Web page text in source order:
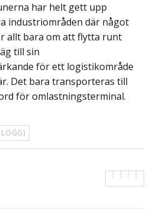
har helt gett upp
industriområden där något
allt bara om att flytta runt
till sin
för ett logistikområde
Det bara transporteras till
för omlastningsterminal.